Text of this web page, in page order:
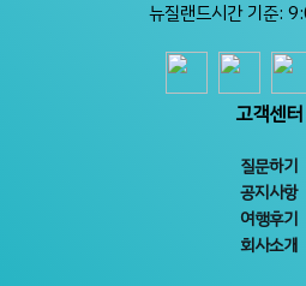
뉴질랜드시간 기준:
고객센터
질문하기
공지사항
여행후기
회사소개